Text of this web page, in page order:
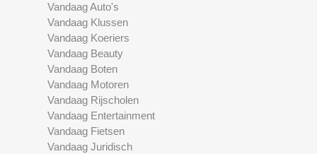
Vandaag Auto's
Vandaag Klussen
Vandaag Koeriers
Vandaag Beauty
Vandaag Boten
Vandaag Motoren
Vandaag Rijscholen
Vandaag Entertainment
Vandaag Fietsen
Vandaag Juridisch